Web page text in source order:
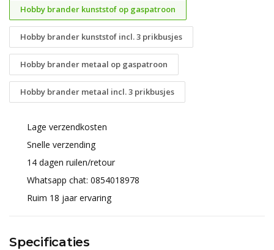
Hobby brander kunststof op gaspatroon
Hobby brander kunststof incl. 3 prikbusjes
Hobby brander metaal op gaspatroon
Hobby brander metaal incl. 3 prikbusjes
Lage verzendkosten
Snelle verzending
14 dagen ruilen/retour
Whatsapp chat: 0854018978
Ruim 18 jaar ervaring
Specificaties